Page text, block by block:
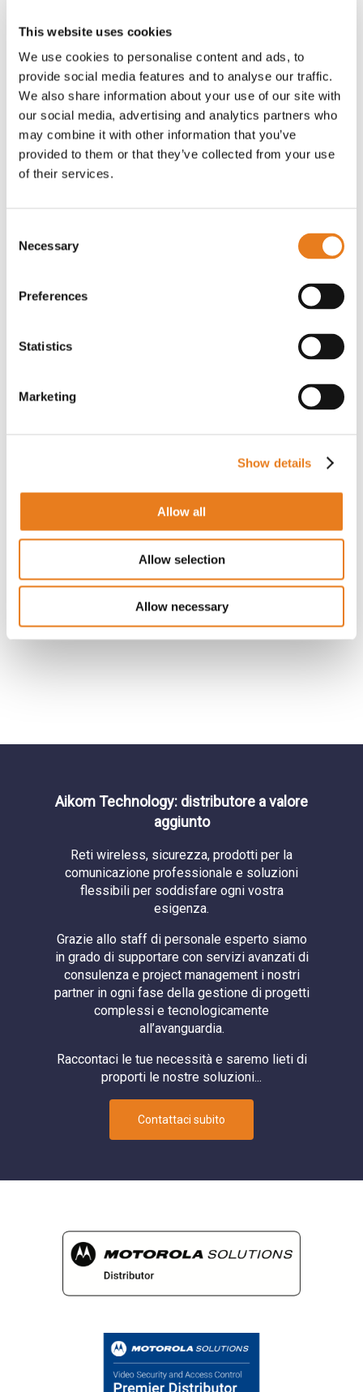
This website uses cookies
We use cookies to personalise content and ads, to
provide social media features and to analyse our traffic.
We also share information about your use of our site with
our social media, advertising and analytics partners who
may combine it with other information that you’ve
provided to them or that they’ve collected from your use
of their services.
Selection
Necessary
Preferences
Statistics
Marketing
Show details
Allow all
Allow selection
Allow necessary
La funzione di riepilogo installazione PMP è
stata ora estesa a ePMP. In combinazione
con cnArcher, cnMaestro X semplifica il
processo di installazione di SM inviando
automaticamente le informazioni da cnArcher
a cnMaestro X quando il dispositivo viene
distribuito.
cnArcher Installation Summary
. La pagina di
trova in
Può interessarti anche:
cnMaestro X: gestione del 60 GHz e dei
CnMaestro Networking Software
Wi-Fi 6 Wireless
Aikom Technology: distributore a valore
aggiunto
Reti wireless, sicurezza, prodotti per la
comunicazione professionale e soluzioni
flessibili per soddisfare ogni vostra
esigenza.
Grazie allo staff di personale esperto siamo
in grado di supportare con servizi avanzati di
consulenza e project management i nostri
partner in ogni fase della gestione di progetti
complessi e tecnologicamente
all’avanguardia.
Raccontaci le tue necessità e saremo lieti di
proporti le nostre soluzioni...
Contattaci subito